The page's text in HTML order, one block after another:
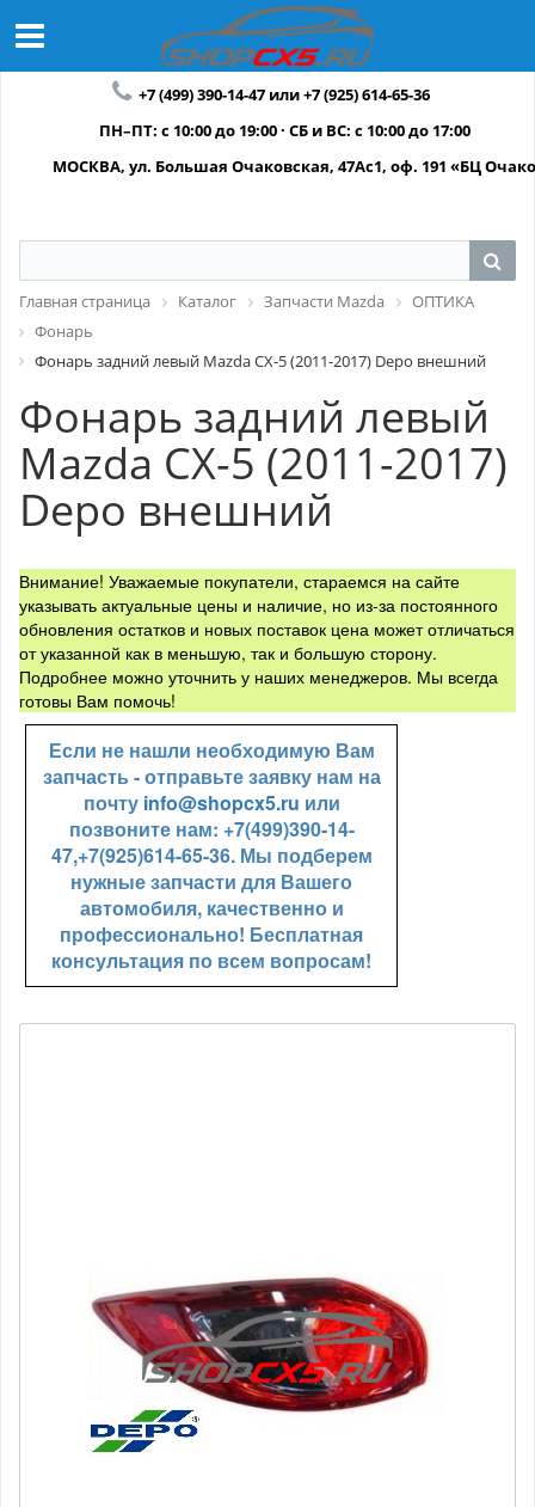
+7 (499) 390-14-47 или +7 (925) 614-65-36
ПН–ПТ: с 10:00 до 19:00 · СБ и ВС: с 10:00 до 17:00
МОСКВА, ул. Большая Очаковская, 47Ас1, оф. 191 «БЦ
Главная страница Каталог Запчасти Mazda
ОПТИКА
Фонарь
Фонарь задний левый Mazda CX-5 (2011-2017) Depo внешний
Фонарь задний левый
Mazda CX-5 (2011-2017)
Depo внешний
Внимание! Уважаемые покупатели, стараемся на сайте
указывать актуальные цены и наличие, но из-за постоянного
обновления остатков и новых поставок цена может отличаться
от указанной как в меньшую, так и большую сторону.
Подробнее можно уточнить у наших менеджеров. Мы всегда
готовы Вам помочь!
Если не нашли необходимую Вам
запчасть - отправьте заявку нам на
почту info@shopcx5.ru или
позвоните нам: +7(499)390-14-
47,+7(925)614-65-36. Мы подберем
нужные запчасти для Вашего
автомобиля, качественно и
профессионально! Бесплатная
консультация по всем вопросам!